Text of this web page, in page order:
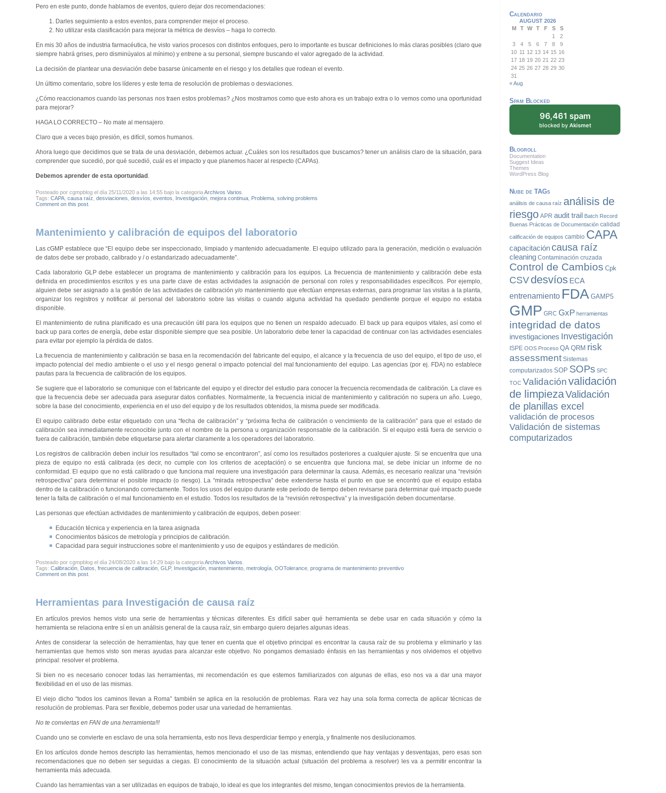
Pero en este punto, donde hablamos de eventos, quiero dejar dos recomendaciones:
Darles seguimiento a estos eventos, para comprender mejor el proceso.
No utilizar esta clasificación para mejorar la métrica de desvíos – haga lo correcto.
En mis 30 años de industria farmacéutica, he visto varios procesos con distintos enfoques, pero lo importante es buscar definiciones lo más claras posibles (claro que
siempre habrá grises, pero disminúyalos al mínimo) y entrene a su personal, siempre buscando el valor agregado de la actividad.
La decisión de plantear una desviación debe basarse únicamente en el riesgo y los detalles que rodean el evento.
Un último comentario, sobre los líderes y este tema de resolución de problemas o desviaciones.
¿Cómo reaccionamos cuando las personas nos traen estos problemas? ¿Nos mostramos como que esto ahora es un trabajo extra o lo vemos como una oportunidad
para mejorar?
HAGA LO CORRECTO – No mate al mensajero.
Claro que a veces bajo presión, es difícil, somos humanos.
Ahora luego que decidimos que se trata de una desviación, debemos actuar. ¿Cuáles son los resultados que buscamos? tener un análisis claro de la situación, para
comprender que sucedió, por qué sucedió, cuál es el impacto y que planemos hacer al respecto (CAPAs).
Debemos aprender de esta oportunidad .
Posteado por cgmpblog el día 25/11/2020 a las 14:55 bajo la categoriaArchivos Varios
Tags: CAPA, causa raíz desviaciones desvíos eventos Investigación, mejora continua, Problema, solving problems
Comment on this post.
Mantenimiento y calibración de equipos del laboratorio
Las cGMP establece que “El equipo debe ser inspeccionado, limpiado y mantenido adecuadamente. El equipo utilizado para la generación, medición o evaluación
de datos debe ser probado, calibrado y / o estandarizado adecuadamente”.
Cada laboratorio GLP debe establecer un programa de mantenimiento y calibración para los equipos. La frecuencia de mantenimiento y calibración debe esta
definida en procedimientos escritos y es una parte clave de estas actividades la asignación de personal con roles y responsabilidades específicos. Por ejemplo,
alguien debe ser asignado a la gestión de las actividades de calibración y/o mantenimiento que efectúan empresas externas, para programar las visitas a la planta,
organizar los registros y notificar al personal del laboratorio sobre las visitas o cuando alguna actividad ha quedado pendiente porque el equipo no estaba
disponible.
El mantenimiento de rutina planificado es una precaución útil para los equipos que no tienen un respaldo adecuado. El back up para equipos vitales, así como el
back up para cortes de energía, debe estar disponible siempre que sea posible. Un laboratorio debe tener la capacidad de continuar con las actividades esenciales
para evitar por ejemplo la pérdida de datos.
La frecuencia de mantenimiento y calibración se basa en la recomendación del fabricante del equipo, el alcance y la frecuencia de uso del equipo, el tipo de uso, el
impacto potencial del medio ambiente o el uso y el riesgo general o impacto potencial del mal funcionamiento del equipo. Las agencias (por ej. FDA) no establece
pautas para la frecuencia de calibración de los equipos.
Se sugiere que el laboratorio se comunique con el fabricante del equipo y el director del estudio para conocer la frecuencia recomendada de calibración. La clave es
que la frecuencia debe ser adecuada para asegurar datos confiables. Normalmente, la frecuencia inicial de mantenimiento y calibración no supera un año. Luego,
sobre la base del conocimiento, experiencia en el uso del equipo y de los resultados obtenidos, la misma puede ser modificada.
El equipo calibrado debe estar etiquetado con una “fecha de calibración” y “próxima fecha de calibración o vencimiento de la calibración” para que el estado de
calibración sea inmediatamente reconocible junto con el nombre de la persona u organización responsable de la calibración. Si el equipo está fuera de servicio o
fuera de calibración, también debe etiquetarse para alertar claramente a los operadores del laboratorio.
Los registros de calibración deben incluir los resultados “tal como se encontraron”, así como los resultados posteriores a cualquier ajuste. Si se encuentra que una
pieza de equipo no está calibrada (es decir, no cumple con los criterios de aceptación) o se encuentra que funciona mal, se debe iniciar un informe de no
conformidad. El equipo que no está calibrado o que funciona mal requiere una investigación para determinar la causa. Además, es necesario realizar una “revisión
retrospectiva” para determinar el posible impacto (o riesgo). La “mirada retrospectiva” debe extenderse hasta el punto en que se encontró que el equipo estaba
dentro de la calibración o funcionando correctamente. Todos los usos del equipo durante este período de tiempo deben revisarse para determinar qué impacto puede
tener la falta de calibración o el mal funcionamiento en el estudio. Todos los resultados de la “revisión retrospectiva” y la investigación deben documentarse.
Las personas que efectúan actividades de mantenimiento y calibración de equipos, deben poseer:
Educación técnica y experiencia en la tarea asignada
Conocimientos básicos de metrología y principios de calibración.
Capacidad para seguir instrucciones sobre el mantenimiento y uso de equipos y estándares de medición.
Posteado por cgmpblog el día 24/08/2020 a las 14:29 bajo la categoriaArchivos Varios
Tags: Calibración, Datos frecuencia de calibración, GLP, Investigación, mantenimiento, metrología, OOTolerance, programa de mantenimiento preventivo
Comment on this post.
Herramientas para Investigación de causa raíz
En artículos previos hemos visto una serie de herramientas y técnicas diferentes. Es difícil saber qué herramienta se debe usar en cada situación y cómo la
herramienta se relaciona entre sí en un análisis general de la causa raíz, sin embargo quiero dejarles algunas ideas.
Antes de considerar la selección de herramientas, hay que tener en cuenta que el objetivo principal es encontrar la causa raíz de su problema y eliminarlo y las
herramientas que hemos visto son meras ayudas para alcanzar este objetivo. No pongamos demasiado énfasis en las herramientas y nos olvidemos el objetivo
principal: resolver el problema.
Si bien no es necesario conocer todas las herramientas, mi recomendación es que estemos familiarizados con algunas de ellas, eso nos va a dar una mayor
flexibilidad en el uso de las mismas.
El viejo dicho “todos los caminos llevan a Roma” también se aplica en la resolución de problemas. Rara vez hay una sola forma correcta de aplicar técnicas de
resolución de problemas. Para ser flexible, debemos poder usar una variedad de herramientas.
No te conviertas en FAN de una herramienta!!!
Cuando uno se convierte en esclavo de una sola herramienta, esto nos lleva desperdiciar tiempo y energía, y finalmente nos desilucionamos.
En los artículos donde hemos descripto las herramientas, hemos mencionado el uso de las mismas, entendiendo que hay ventajas y desventajas, pero esas son
recomendaciones que no deben ser seguidas a ciegas. El conocimiento de la situación actual (situación del problema a resolver) les va a permitir encontrar la
herramienta más adecuada.
Cuando las herramientas van a ser utilizadas en equipos de trabajo, lo ideal es que los integrantes del mismo, tengan conocimientos previos de la herramienta.
Calendario
AUGUST 2026
M
T W T F S
S
1
2
3
4 5 6 7 8
9
10 11 12 13 14 15 16
17 18 19 20 21 22 23
24 25 26 27 28 29 30
31
« Aug
Spam Blocked
96,461 spam
blocked by Akismet
Blogroll
Documentation
Suggest Ideas
Themes
WordPress Blog
Nube de TAGs
análisis de causa raíz análisis de
riesgo APR audit trail Batch Record
Buenas Prácticas de Documentación calidad
calificación de equipos cambio CAPA
capacitacióncausa raíz
cleaning Contaminación cruzada
Control de Cambios Cpk
CSVdesvíos ECA
entrenamiento FDA GAMP5
GMP GRC GxP herramientas
integridad de datos
investigaciones Investigación
ISPE OOS Proceso QA QRM risk
assessment Sistemas
computarizados SOP SOPs SPC
TOC Validaciónvalidación
de limpiezaValidación
de planillas excel
validación de procesos
Validación de sistemas
computarizados